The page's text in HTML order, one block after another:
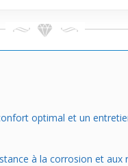
optimal et un
à la corrosion et